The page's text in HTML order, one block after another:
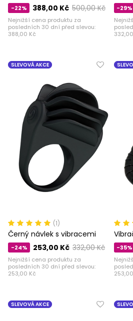
-22% 500,00 Kč
388,00 Kč
Nejnižší cena produktu za
posledních 30 dní před slevou:
388,00 Kč
-29%
SLEVOVÁ AKCE
(1)
Černý návlek s vibracemi
-24% 332,00 Kč
253,00 Kč
Nejnižší cena produktu za
posledních 30 dní před slevou:
253,00 Kč
-35%
SLEVOVÁ AKCE